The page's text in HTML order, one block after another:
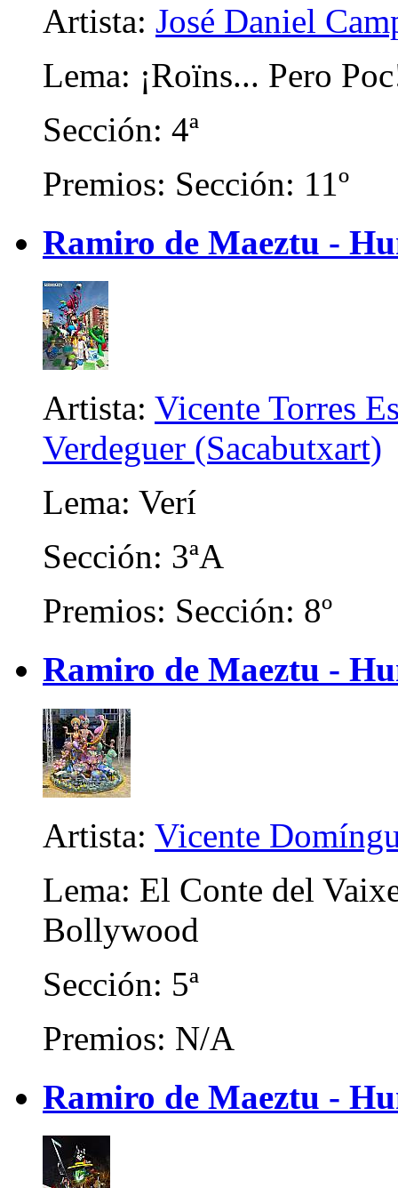
Artista: José Daniel
Lema: ¡Roïns... Pero
Sección: 4ª
Premios: Sección: 11º
Ramiro de Maeztu -
Artista: Vicente Torres
Verdeguer (Sacabutxart)
Lema: Verí
Sección: 3ªA
Premios: Sección: 8º
Ramiro de Maeztu -
Artista: Vicente
Lema: El Conte del
Bollywood
Sección: 5ª
Premios: N/A
Ramiro de Maeztu -